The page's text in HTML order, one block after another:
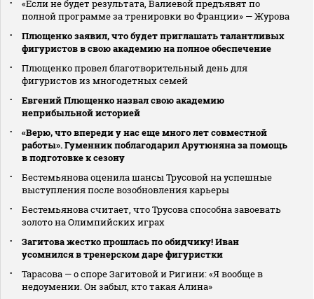
«Если не будет результата, Валиевой предъявят по
полной программе за тренировки во Франции» — Журова
Плющенко заявил, что будет приглашать талантливых
фигуристов в свою академию на полное обеспечение
Плющенко провел благотворительный день для
фигуристов из многодетных семей
Евгений Плющенко назвал свою академию
неприбыльной историей
«Верю, что впереди у нас еще много лет совместной
работы». Гуменник поблагодарил Арутюняна за помощь
в подготовке к сезону
Бестемьянова оценила шансы Трусовой на успешные
выступления после возобновления карьеры
Бестемьянова считает, что Трусова способна завоевать
золото на Олимпийских играх
Загитова жестко прошлась по обидчику! Иван
усомнился в тренерском даре фигуристки
Тарасова — о споре Загитовой и Ригини: «Я вообще в
недоумении. Он забыл, кто такая Алина»